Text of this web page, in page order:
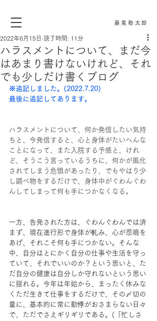
藤尾勘太郎
ハラスメントについて、まだ今
はあまり書けないけれど、それ
でも少しだけ書くブログ
2022年6月15日 読了時間: 11分
※追記しました。(2022.7.20)
最後に追記してあります。
ハラスメントについて、何か発信したい気持
ちと、今発信すると、心と身体がたいへんな
ことになって、また入院する予感と、けれ
ど、そうこう言っているうちに、何かが風化
されてしまう危惧があったり、でもやはり少
し調べ物をするだけで、身体中がぐわんぐわ
んしてしまって何も手につかなくなる。
一方、告発された方は、ぐわんぐわんでは済
まず、現在進行形で身体が軋み、心が悲鳴を
あげ、それこそ何も手につかない。そんな
中、自分はとにかく自分の仕事や生活を守っ
ていて、それでいいのか？という思いと、た
だ自分の健康は自分しか守れないという思い
に揺れる。今年は年始から、まったく休みな
くただ生きて仕事をするだけで、その〆切の
量に、基本的に常に動悸がおさまらない日々
で、ただでさえギリギリである。(「忙しさ